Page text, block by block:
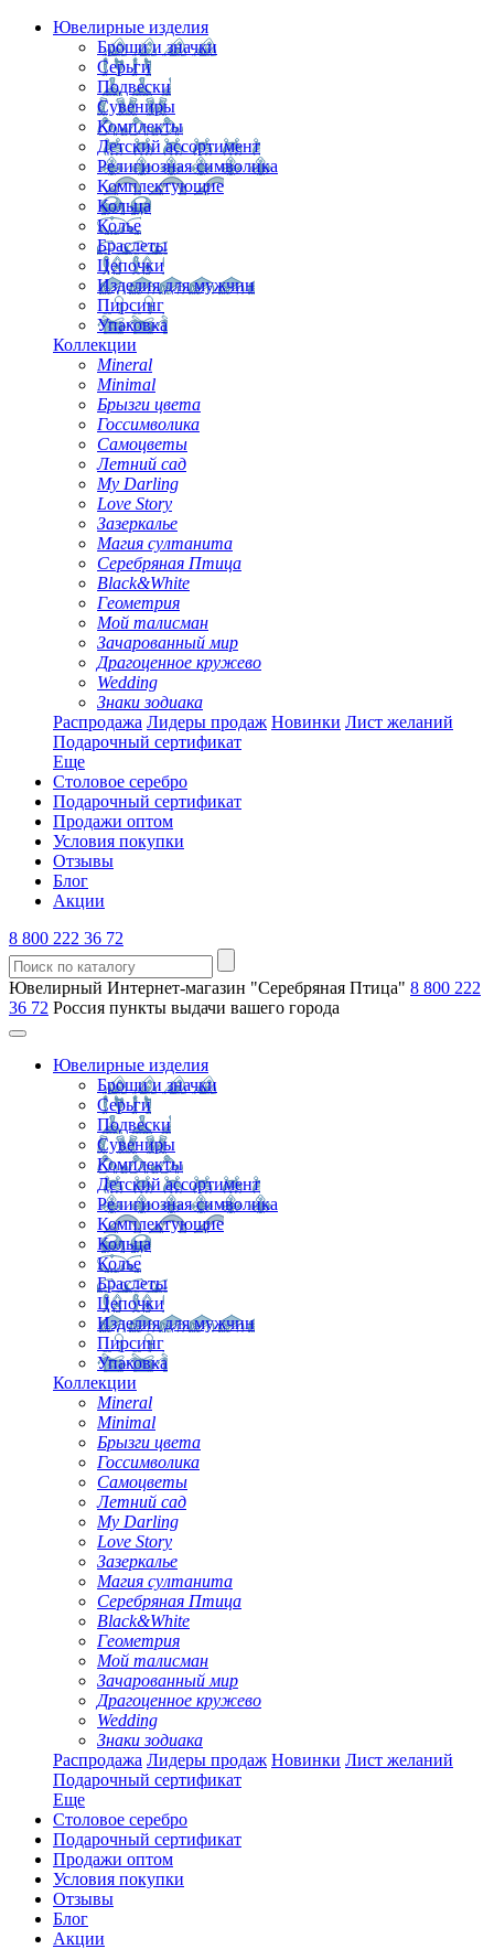
Ювелирные изделия
Броши и значки
Серьги
Подвески
Сувениры
Комплекты
Детский ассортимент
Религиозная символика
Комплектующие
Кольца
Колье
Браслеты
Цепочки
Изделия для мужчин
Пирсинг
Упаковка
Коллекции
Mineral
Minimal
Брызги цвета
Госсимволика
Самоцветы
Летний сад
My Darling
Love Story
Зазеркалье
Магия султанита
Серебряная Птица
Black&White
Геометрия
Мой талисман
Зачарованный мир
Драгоценное кружево
Wedding
Знаки зодиака
Распродажа Лидеры продаж Новинки Лист желаний
Подарочный сертификат
Еще
Столовое серебро
Подарочный сертификат
Продажи оптом
Условия покупки
Отзывы
Блог
Акции
8 800 222 36 72
Ювелирный Интернет-магазин "Серебряная Птица" 8 800 222
36 72 Россия пункты выдачи вашего города
Ювелирные изделия
Броши и значки
Серьги
Подвески
Сувениры
Комплекты
Детский ассортимент
Религиозная символика
Комплектующие
Кольца
Колье
Браслеты
Цепочки
Изделия для мужчин
Пирсинг
Упаковка
Коллекции
Mineral
Minimal
Брызги цвета
Госсимволика
Самоцветы
Летний сад
My Darling
Love Story
Зазеркалье
Магия султанита
Серебряная Птица
Black&White
Геометрия
Мой талисман
Зачарованный мир
Драгоценное кружево
Wedding
Знаки зодиака
Распродажа Лидеры продаж Новинки Лист желаний
Подарочный сертификат
Еще
Столовое серебро
Подарочный сертификат
Продажи оптом
Условия покупки
Отзывы
Блог
Акции